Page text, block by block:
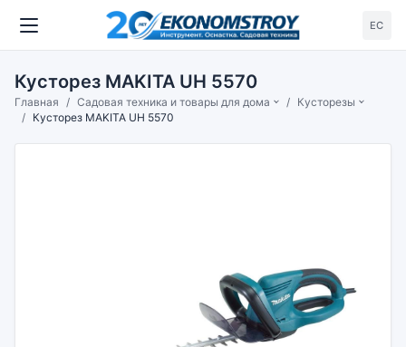
ЕС
Кусторез MAKITA UH 5570
Главная Садовая техника и товары для дома
Кусторезы
Кусторез MAKITA UH 5570